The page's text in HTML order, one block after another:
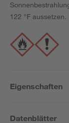
122 °F aussetzen.
Eigenschaften
Datenblätter